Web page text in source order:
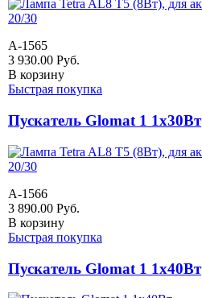
A-1565
3 930.00 Руб.
В корзину
Быстрая покупка
Пускатель Glomat 1 1х30Вт
A-1566
3 890.00 Руб.
В корзину
Быстрая покупка
Пускатель Glomat 1 1х40Вт